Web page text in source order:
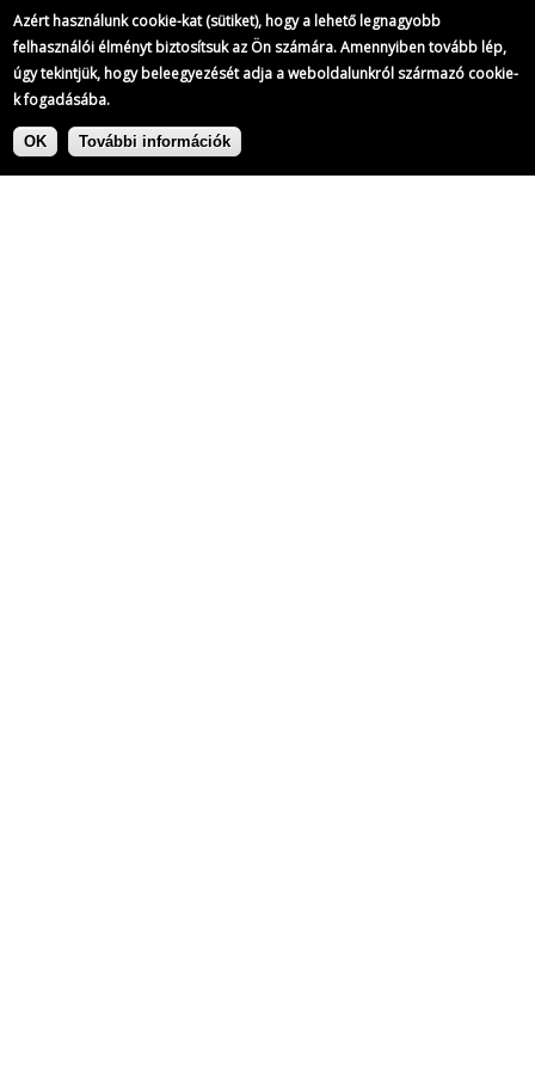
Azért használunk cookie-kat (sütiket), hogy a lehető legnagyobb
felhasználói élményt biztosítsuk az Ön számára. Amennyiben tovább lép,
úgy tekintjük, hogy beleegyezését adja a weboldalunkról származó cookie-
k fogadásába.
OK További információk
Ugrás
Címke: